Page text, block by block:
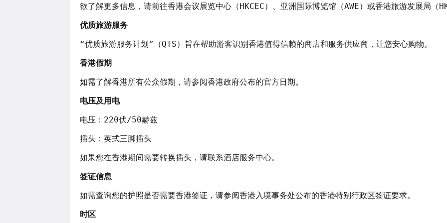
欲了解更多信息，请前往香港会议展览中心（HKCEC）、亚洲国际博览馆（AWE）或香港旅游发展局（
优质旅游服务
“优质旅游服务计划”（QTS）旨在帮助游客识别香港值得信赖的商店和服务供应商，让您安心购物。
香港假期
如需了解香港所有公众假期，请参阅香港政府公布的官方日期。
电压及用电
电压：220伏/50赫兹
插头：英式三脚插头
如果您在香港期间需要转换插头，请联系酒店服务中心。
签证信息
如需查询您的护照是否需要香港签证，请参阅香港入境事务处公布的香港特别行政区签证要求。
时区